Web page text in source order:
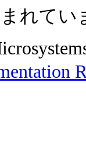
れてい